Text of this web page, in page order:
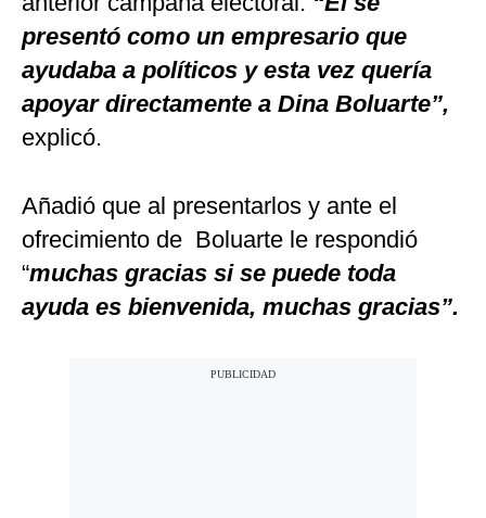
presentó como un empresario que
ayudaba a políticos y esta vez quería
apoyar directamente a Dina Boluarte”,
explicó.
Añadió que al presentarlos y ante el
ofrecimiento de Boluarte le respondió
“muchas gracias si se puede toda
ayuda es bienvenida, muchas gracias”.